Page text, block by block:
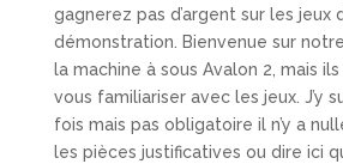
gagnerez pas d’argent sur les jeux
démonstration. Bienvenue sur
la machine à sous Avalon 2, mais
vous familiariser avec les jeux. J’y
fois mais pas obligatoire il n’y a
les pièces justificatives ou dire ici